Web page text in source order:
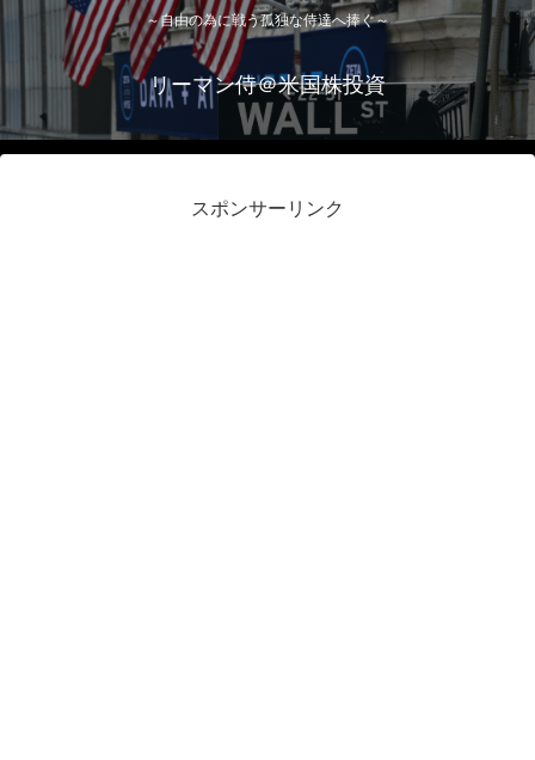
～自由の為に戦う孤独な侍達へ捧ぐ～
リーマン侍＠米国株投資
スポンサーリンク